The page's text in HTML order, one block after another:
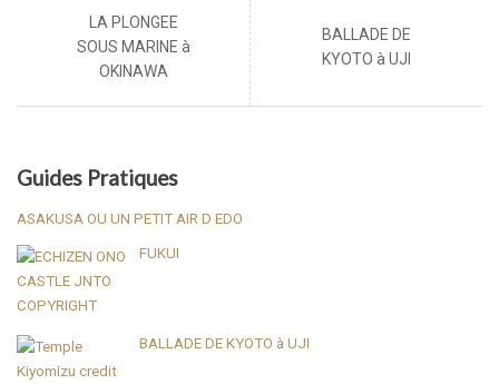
LA PLONGEE
SOUS MARINE à
OKINAWA
BALLADE DE
KYOTO à UJI
Guides Pratiques
ASAKUSA OU UN PETIT AIR D EDO
FUKUI
BALLADE DE KYOTO à UJI